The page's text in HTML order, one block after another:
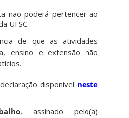
não poderá pertencer ao
UFSC.
de que as atividades
ensino e extensão não
disponível neste
, assinado pelo(a)